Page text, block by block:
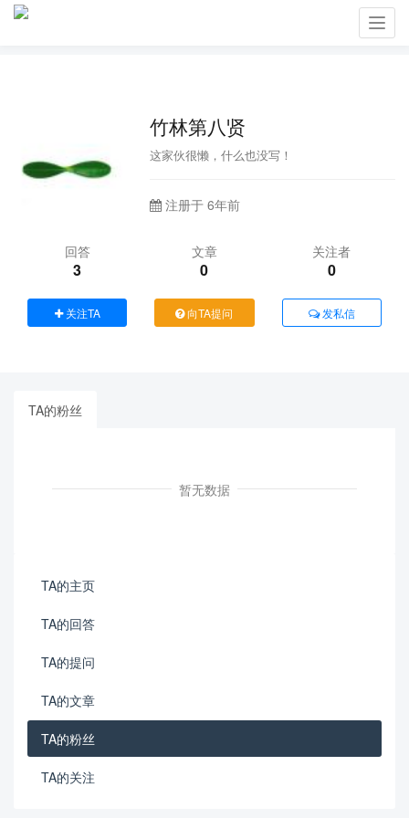
竹林第八贤
这家伙很懒，什么也没写！
注册于 6年前
回答
3
文章
0
关注者
0
关注TA 向TA提问 发私信
TA的粉丝
暂无数据
TA的主页
TA的回答
TA的提问
TA的文章
TA的粉丝
TA的关注